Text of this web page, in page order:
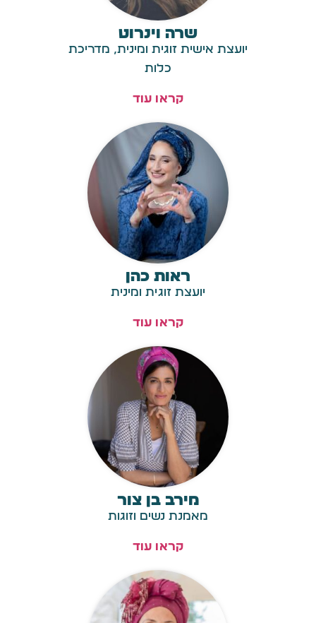
שרה וינרוט
יועצת אישית זוגית ומינית, מדריכת
כלות
קראו עוד
ראות כהן
יועצת זוגית ומינית
קראו עוד
מירב בן צור
מאמנת נשים וזוגות
קראו עוד